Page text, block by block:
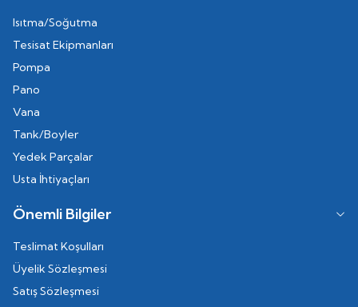
Isıtma/Soğutma
Tesisat Ekipmanları
Pompa
Pano
Vana
Tank/Boyler
Yedek Parçalar
Usta İhtiyaçları
Önemli Bilgiler
Teslimat Koşulları
Üyelik Sözleşmesi
Satış Sözleşmesi